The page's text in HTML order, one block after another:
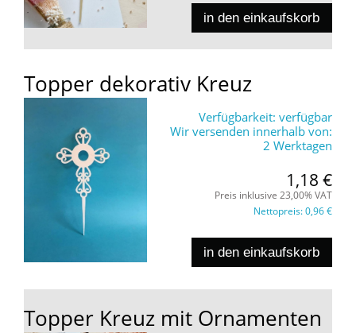
in den einkaufskorb
Topper dekorativ Kreuz
Verfügbarkeit: verfügbar
Wir versenden innerhalb von:
2 Werktagen
1,18 €
Preis inklusive 23,00% VAT
Nettopreis:0,96 €
in den einkaufskorb
Topper Kreuz mit Ornamenten